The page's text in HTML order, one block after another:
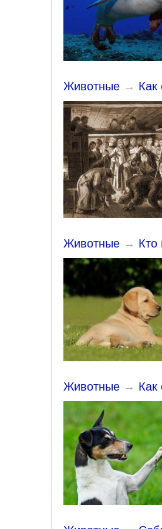
Животные → Как
Животные → Кто
Животные → Как